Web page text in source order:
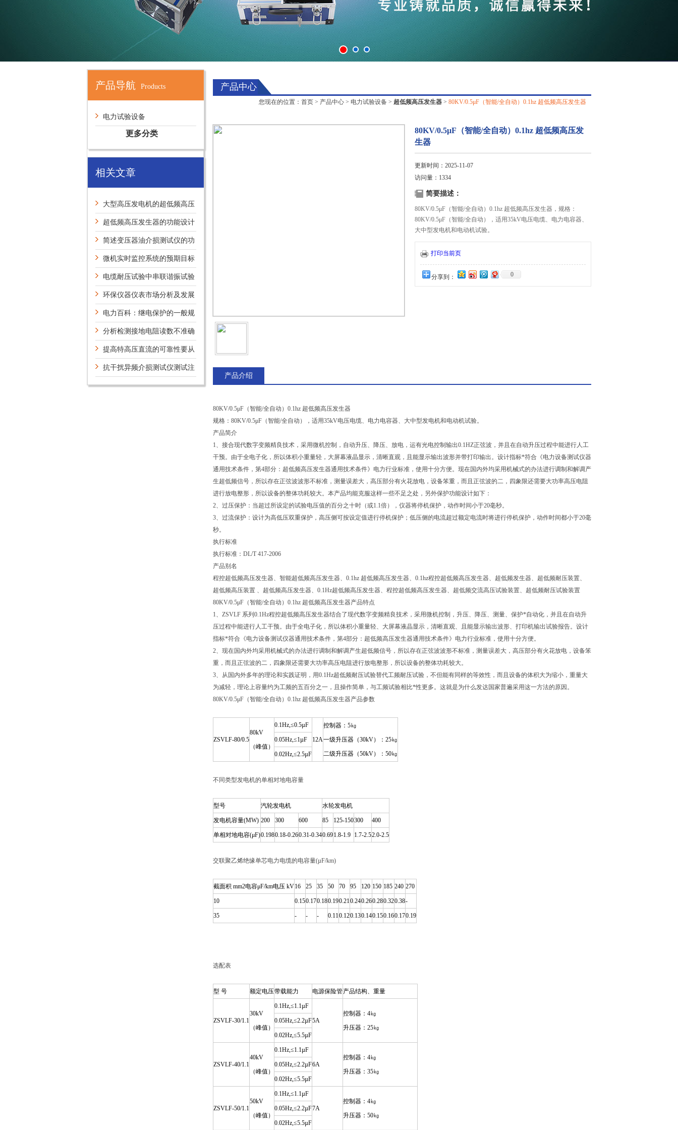
产品导航 Products
电力试验设备
更多分类
相关文章
大型高压发电机的超低频高压
发生器有什么试验方法？
超低频高压发生器的功能设计
特性有哪些？
简述变压器油介损测试仪的功
能键设置方法
微机实时监控系统的预期目标
电缆耐压试验中串联谐振试验
系统有什么特点？
环保仪器仪表市场分析及发展
趋势电力百科：继电保护的一般规
定 分析检测接地电阻读数不准确
状况提高特高压直流的可靠性要从
哪些方面考虑？
抗干扰异频介损测试仪测试注
意事项
产品中心
您现在的位置： 首页 > 产品中心 > 电力试验设备 > 超低频高压发生器 > 80KV/0.5μF（智能/全自动）0.1hz 超低频高压发生器
80KV/0.5μF（智能/全自动）0.1hz 超低频高压发
生器
更新时间：2025-11-07
访问量：1334
简要描述：
80KV/0.5μF（智能/全自动）0.1hz 超低频高压发生器，规格：
80KV/0.5μF（智能/全自动），适用35kV电压电缆、电力电容器、
大中型发电机和电动机试验。
打印当前页
分享到： 0
产品介绍
80KV/0.5μF（智能/全自动）0.1hz 超低频高压发生器
规格：80KV/0.5μF（智能/全自动），适用35kV电压电缆、电力电容器、大中型发电机和电动机试验。
产品简介
1、接合现代数字变频精良技术，采用微机控制，自动升压、降压、放电，运有光电控制输出0.1HZ正弦波，并且在自动升压过程中能进行人工
干预。由于全电子化，所以体积小重量轻，大屏幕液晶显示，清晰直观，且能显示输出波形并带打印输出。设计指标*符合《电力设备测试仪器
通用技术条件，第4部分：超低频高压发生器通用技术条件》电力行业标准，使用十分方便。现在国内外均采用机械式的办法进行调制和解调产
生超低频信号，所以存在正弦波波形不标准，测量误差大，高压部分有火花放电，设备笨重，而且正弦波的二，四象限还需要大功率高压电阻
进行放电整形，所以设备的整体功耗较大。本产品均能克服这样一些不足之处，另外保护功能设计如下：
2、过压保护：当超过所设定的试验电压值的百分之十时（或1.1倍），仪器将停机保护，动作时间小于20毫秒。
3、过流保护：设计为高低压双重保护，高压侧可按设定值进行停机保护；低压侧的电流超过额定电流时将进行停机保护，动作时间都小于20毫
秒。
执行标准
执行标准：DL/T 417-2006
产品别名
程控超低频高压发生器、智能超低频高压发生器、0.1hz 超低频高压发生器、0.1hz程控超低频高压发生器、超低频发生器、超低频耐压装置、
超低频高压装置 、超低频高压发生器、0.1Hz超低频高压发生器、程控超低频高压发生器、超低频交流高压试验装置、超低频耐压试验装置
80KV/0.5μF（智能/全自动）0.1hz 超低频高压发生器产品特点
1、ZSVLF 系列0.1Hz程控超低频高压发生器结合了现代数字变频精良技术，采用微机控制，升压、降压、测量、保护*自动化，并且在自动升
压过程中能进行人工干预。由于全电子化，所以体积小重量轻、大屏幕液晶显示，清晰直观、且能显示输出波形、打印机输出试验报告。设计
指标*符合《电力设备测试仪器通用技术条件，第4部分：超低频高压发生器通用技术条件》电力行业标准，使用十分方便。
2、现在国内外均采用机械式的办法进行调制和解调产生超低频信号，所以存在正弦波波形不标准，测量误差大，高压部分有火花放电，设备笨
重，而且正弦波的二，四象限还需要大功率高压电阻进行放电整形，所以设备的整体功耗较大。
3、从国内外多年的理论和实践证明，用0.1Hz超低频耐压试验替代工频耐压试验，不但能有同样的等效性，而且设备的体积大为缩小，重量大
为减轻，理论上容量约为工频的五百分之一，且操作简单，与工频试验相比*性更多。这就是为什么发达国家普遍采用这一方法的原因。
80KV/0.5μF（智能/全自动）0.1hz 超低频高压发生器产品参数
ZSVLF-80/0.5
80kV
（峰值）
0.1Hz,≤0.5µF
12A
控制器：5㎏
一级升压器（30kV）：25㎏
二级升压器（50kV）：50㎏
0.05Hz,≤1µF
0.02Hz,≤2.5µF
不同类型发电机的单相对地电容量
型号 汽轮发电机 水轮发电机
发电机容量(MW) 200 300 600 85 125-150300 400
单相对地电容(μF)0.1980.18-0.260.31-0.340.691.8-1.9 1.7-2.52.0-2.5
交联聚乙烯绝缘单芯电力电缆的电容量(µF/km)
截面积 mm2电容μF/km电压 kV16 25 35 50 70 95 120 150 185 240 270
10 0.150.170.180.190.210.240.260.280.320.38-
35 - - - 0.110.120.130.140.150.160.170.19
选配表
型 号 额定电压带载能力 电源保险管产品结构、重量
ZSVLF-30/1.1
30kV
（峰值）
0.1Hz,≤1.1µF
5A
控制器：4㎏
升压器：25㎏
0.05Hz,≤2.2µF
0.02Hz,≤5.5µF
ZSVLF-40/1.1
40kV
（峰值）
0.1Hz,≤1.1µF
6A
控制器：4㎏
升压器：35㎏
0.05Hz,≤2.2µF
0.02Hz,≤5.5µF
ZSVLF-50/1.1
50kV
（峰值）
0.1Hz,≤1.1µF
7A
控制器：4㎏
升压器：50㎏
0.05Hz,≤2.2µF
0.02Hz,≤5.5µF